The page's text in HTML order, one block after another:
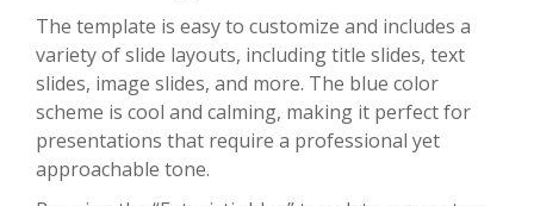
The template is easy to customize and includes a
variety of slide layouts, including title slides, text
slides, image slides, and more. The blue color
scheme is cool and calming, making it perfect for
presentations that require a professional yet
approachable tone.